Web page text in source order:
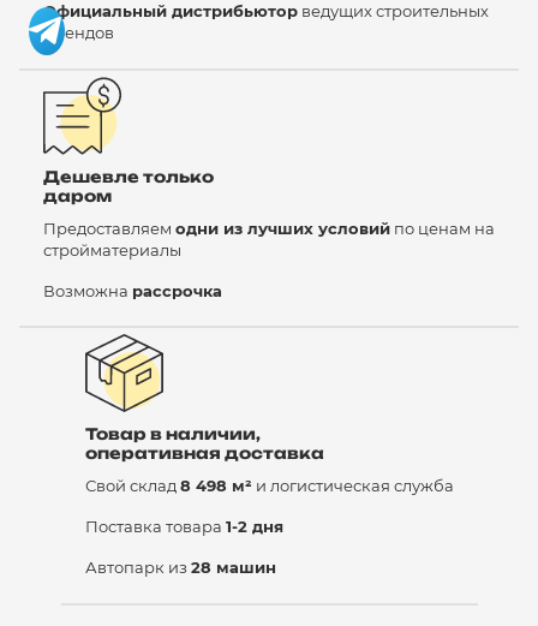
Официальный дистрибьютор ведущих строительных
брендов
Дешевле только
даром
Предоставляем одни из лучших условий по ценам на
стройматериалы
Возможна рассрочка
Товар в наличии,
оперативная доставка
Свой склад 8 498 м² и логистическая служба
Поставка товара 1-2 дня
Автопарк из 28 машин